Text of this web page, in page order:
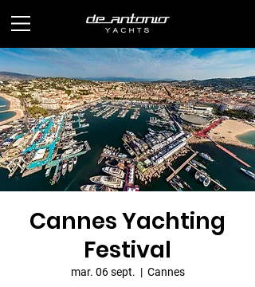
Cannes Yachting
Festival
mar. 06 sept.
  |
Cannes